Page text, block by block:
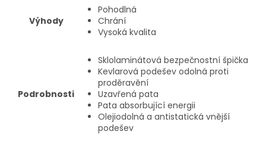
Výhody
Pohodlná
Chrání
Vysoká kvalita
Podrobnosti
Sklolaminátová bezpečnostní špička
Kevlarová podešev odolná proti
proděravění
Uzavřená pata
Pata absorbující energii
Olejiodolná a antistatická vnější
podešev